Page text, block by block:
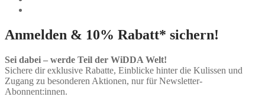
Anmelden & 10% Rabatt* sichern!
Sei dabei – werde Teil der WiDDA Welt!
Sichere dir exklusive Rabatte, Einblicke hinter die Kulissen und
Zugang zu besonderen Aktionen, nur für Newsletter-
Abonnent:innen.